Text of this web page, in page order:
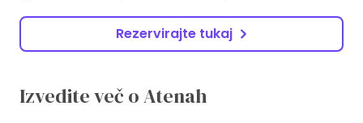
Rezervirajte tukaj
Izvedite več o Atenah